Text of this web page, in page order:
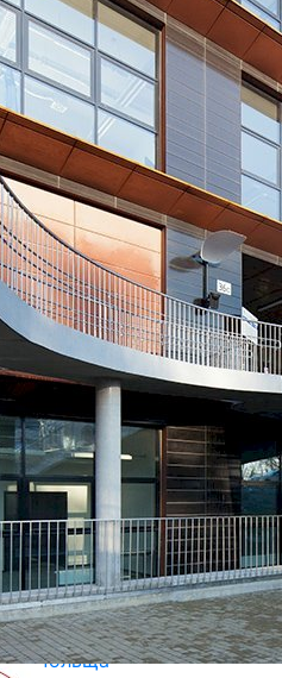
прикладних наук у
Польща